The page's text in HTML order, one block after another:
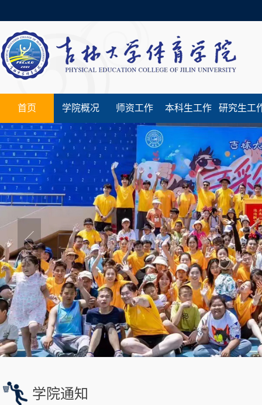
首页 学院概况 师资工作 本科生工作 研究生工
学院通知